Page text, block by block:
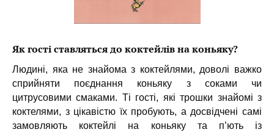
Як гості ставляться до коктейлів на коньяку?
Людині, яка не знайома з коктейлями, доволі важко
сприйняти поєднання коньяку з соками чи
цитрусовими смаками. Ті гості, які трошки знайомі з
коктелями, з цікавістю їх пробують, а досвідчені самі
замовляють коктейлі на коньяку та п’ють із